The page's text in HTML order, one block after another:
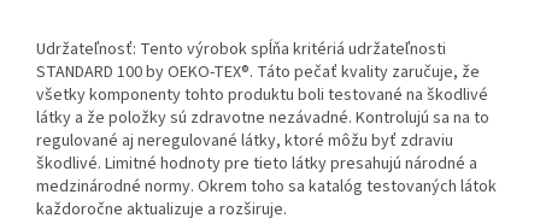
Udržateľnosť: Tento výrobok spĺňa kritériá udržateľnosti
STANDARD 100 by OEKO-TEX®. Táto pečať kvality zaručuje, že
všetky komponenty tohto produktu boli testované na škodlivé
látky a že položky sú zdravotne nezávadné. Kontrolujú sa na to
regulované aj neregulované látky, ktoré môžu byť zdraviu
škodlivé. Limitné hodnoty pre tieto látky presahujú národné a
medzinárodné normy. Okrem toho sa katalóg testovaných látok
každoročne aktualizuje a rozširuje.